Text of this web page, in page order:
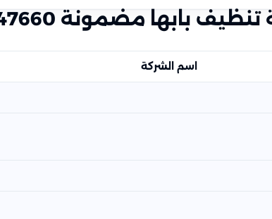
مضمونة 0506747660 خصم 20%
اسم الشركة